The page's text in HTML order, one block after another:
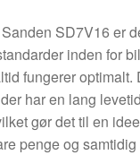
SD7V16 er
inden for
fungerer optimalt.
har en lang
gør det til en
penge og